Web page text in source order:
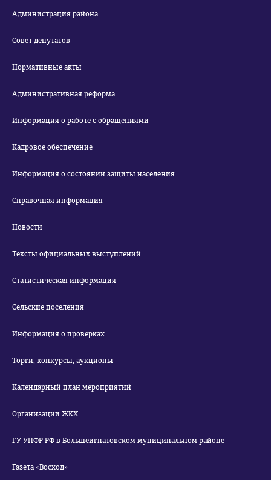
Администрация района
Совет депутатов
Нормативные акты
Административная реформа
Информация о работе с обращениями
Кадровое обеспечение
Информация о состоянии защиты населения
Справочная информация
Новости
Тексты официальных выступлений
Статистическая информация
Сельские поселения
Информация о проверках
Торги, конкурсы, аукционы
Календарный план мероприятий
Организации ЖКХ
ГУ УПФР РФ в Большеигнатовском муниципальном районе
Газета «Восход»